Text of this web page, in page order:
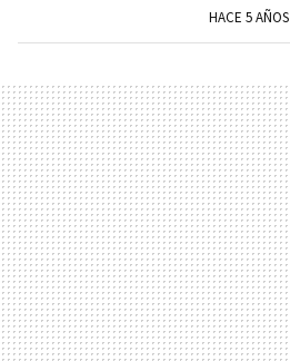
HACE 5 AÑOS